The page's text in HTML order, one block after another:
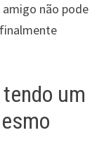
não pode
um